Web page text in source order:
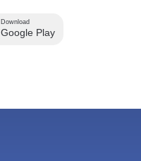
Download
Google Play